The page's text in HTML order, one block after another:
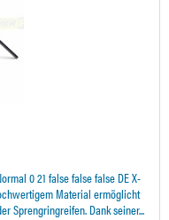
0 21 false false false DE X-
Material ermöglicht
Sprengringreifen. Dank seiner...